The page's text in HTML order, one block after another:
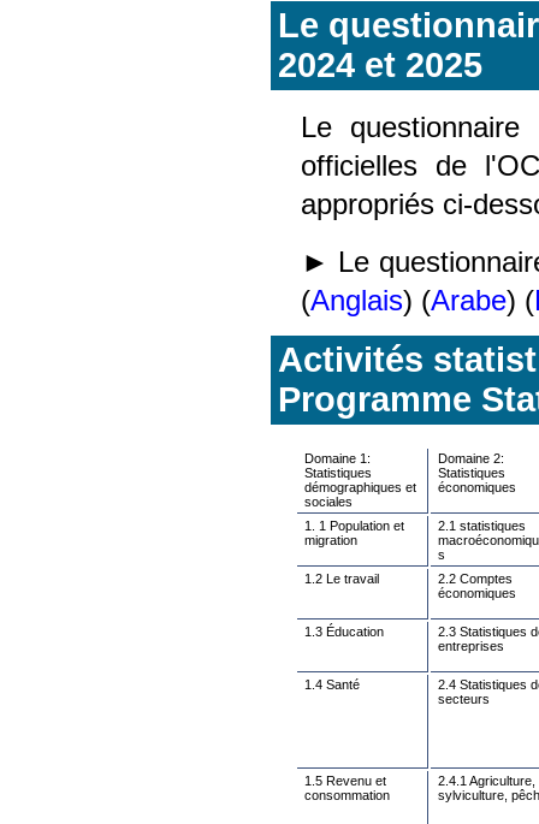
Le
2024 et 2025
Le
officielles de
appropriés ci-
► Le
(Anglais) (Arabe) (
Activités
Programme
Domaine 1:
Statistiques
démographiques et
sociales
Domaine 2:
Statistiques
économiques
1. 1 Population et
migration
2.1 statistiques
s
1.2 Le travail
2.2 Comptes
économiques
1.3 Éducation
2.3 Statistiques
entreprises
1.4 Santé
2.4 Statistiques
secteurs
1.5 Revenu et
consommation
2.4.1 Agriculture,
sylviculture,